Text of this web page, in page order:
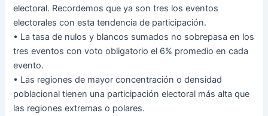
electoral. Recordemos que ya son tres los eventos
electorales con esta tendencia de participación.
• La tasa de nulos y blancos sumados no sobrepasa en los
tres eventos con voto obligatorio el 6% promedio en cada
evento.
• Las regiones de mayor concentración o densidad
poblacional tienen una participación electoral más alta que
las regiones extremas o polares.